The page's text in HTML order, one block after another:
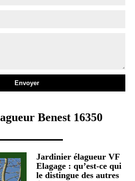
Benest 16350
Jardinier élagueur VF
Elagage : qu’est-ce qui
le distingue des autres